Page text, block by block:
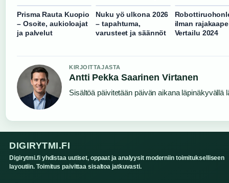
Prisma Rauta Kuopio
– Osoite, aukioloajat
ja palvelut
Nuku yö ulkona 2026
– tapahtuma,
varusteet ja säännöt
ilman
Vertailu 2024
KIRJOITTAJASTA
Antti Pekka Saarinen Virtanen
Sisältöä päivitetään päivän aikana läpinäkyvällä
DIGIRYTMI.FI
Digirytmi.fi yhdistaa uutiset, oppaat ja analyysit moderniin toimitukselliseen
layoutiin. Toimitus paivittaa sisaltoa jatkuvasti.